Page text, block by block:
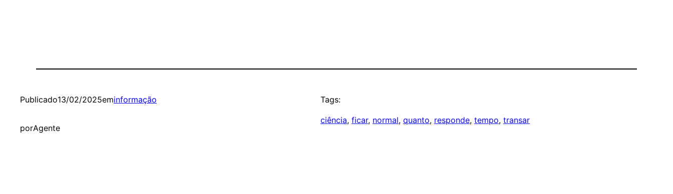
Publicado13/02/2025eminformação
porAgente
Tags:
ciência, ficar, normal, quanto, responde, tempo, transar